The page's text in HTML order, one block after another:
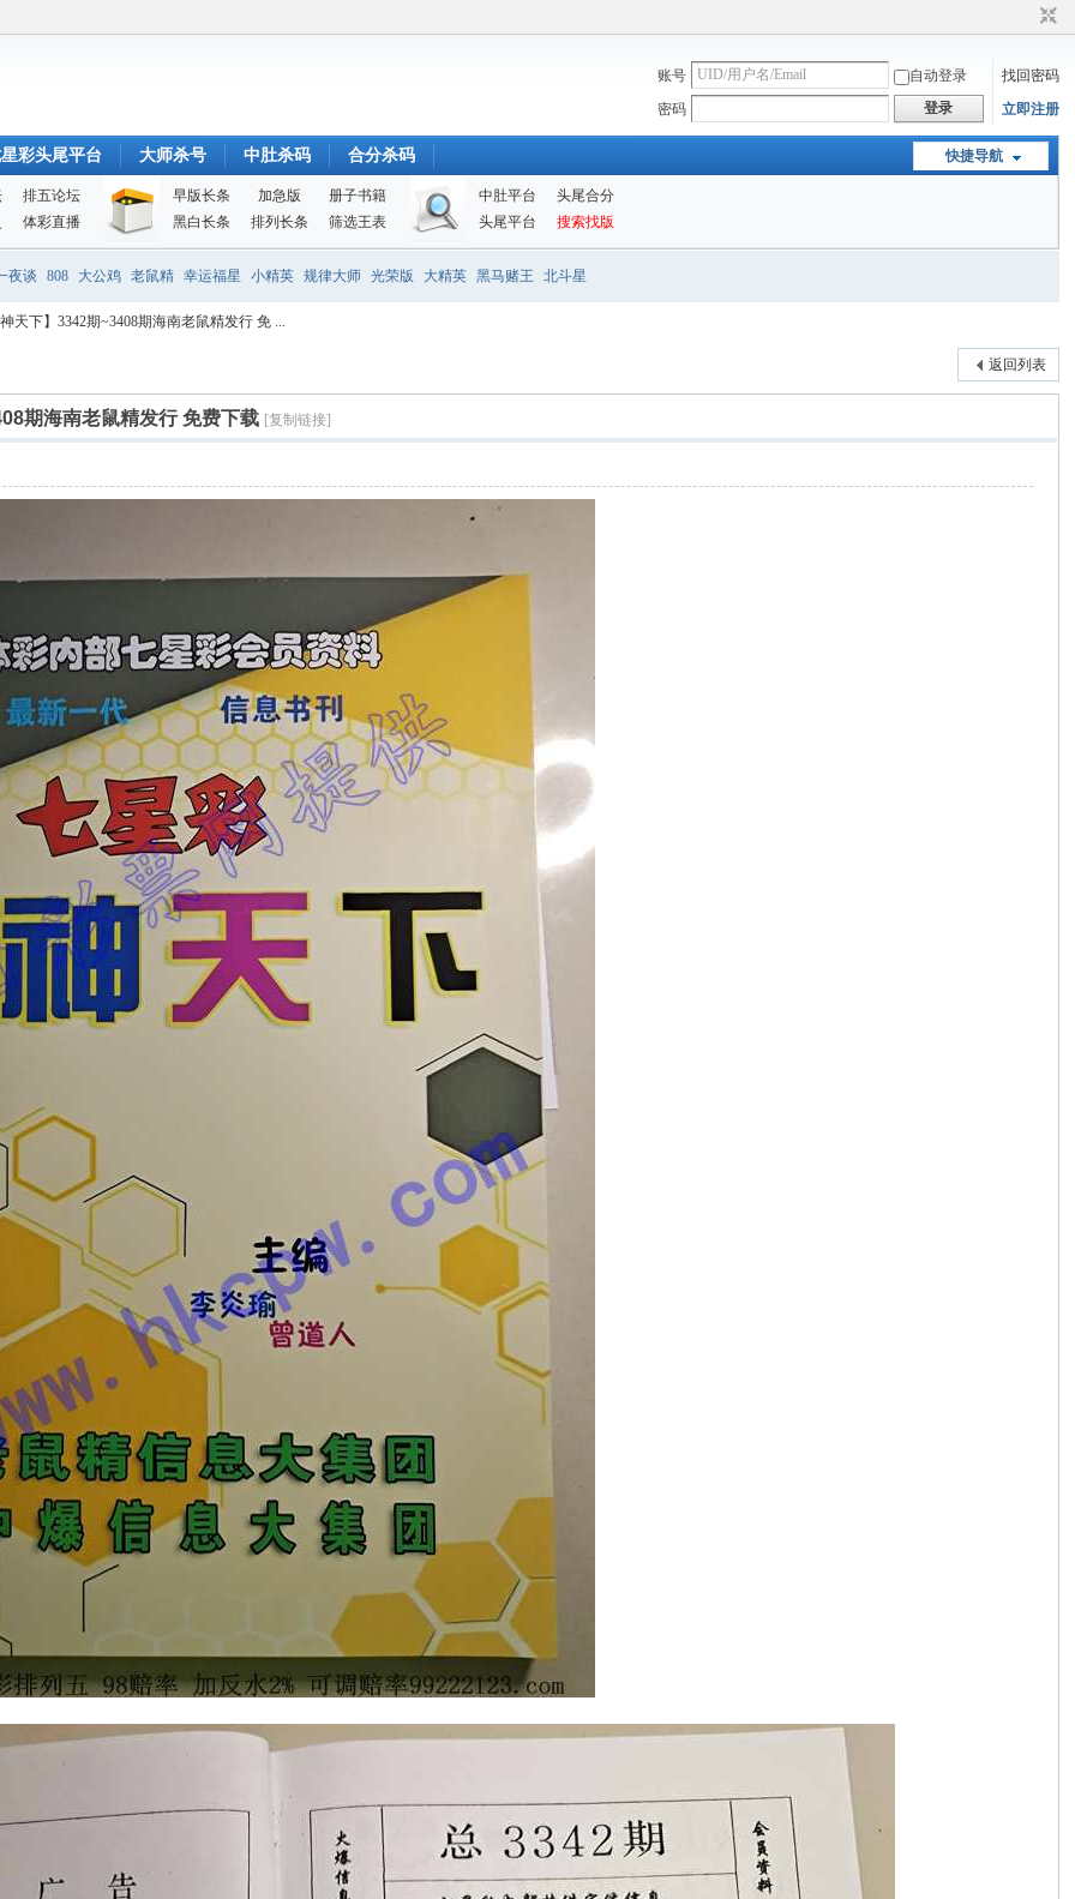
账号 自动登录
找回密码
密码
登录 立即注册
快捷导航
彩头尾平台 大师杀号 中肚杀码 合分杀码
排五论坛
体彩直播
早版长条 加急版
册子书籍
黑白长条
排列长条 筛选王表
中肚平台
头尾合分
头尾平台
搜索找版
夜谈 808 大公鸡 老鼠精 幸运福星 小精英 规律大师 光荣版 大精英 黑马赌王 北斗星
天下】3342期~3408期海南老鼠精发行 免 ...
返回列表
期海南老鼠精发行 免费下载 [复制链接]